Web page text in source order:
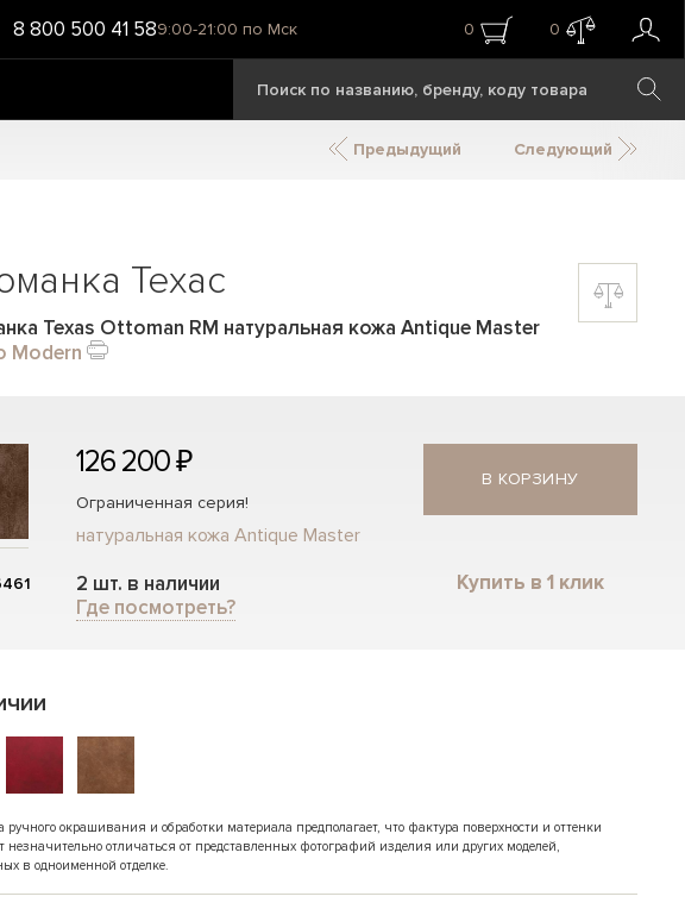
8 800 500 41 589:00-21:00 по Мск 0 0
Предыдущий Следующий
Техас
Texas Ottoman RM натуральная кожа Antique Master
Modern
126 200 ₽
Ограниченная серия!
натуральная кожа Antique Master
2 шт. в наличии
Где посмотреть?
В КОРЗИНУ
Купить в 1 клик
окрашивания и обработки материала предполагает, что фактура поверхности и оттенки
незначительно отличаться от представленных фотографий изделия или других моделей,
в одноименной отделке.